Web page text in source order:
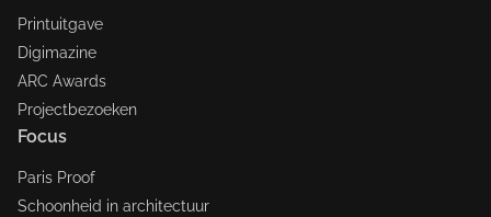
Printuitgave
Digimazine
ARC Awards
Projectbezoeken
Focus
Paris Proof
Schoonheid in architectuur